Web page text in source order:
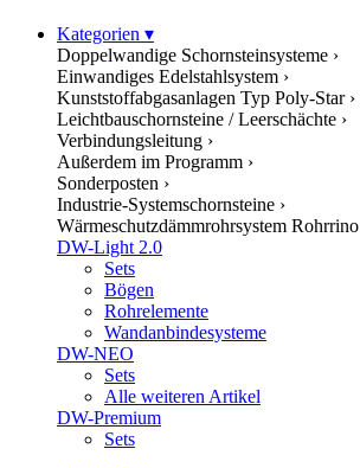
Kategorien ▾
Doppelwandige Schornsteinsysteme ›
Einwandiges Edelstahlsystem ›
Kunststoffabgasanlagen Typ Poly-Star ›
Leichtbauschornsteine / Leerschächte ›
Verbindungsleitung ›
Außerdem im Programm ›
Sonderposten ›
Industrie-Systemschornsteine ›
Wärmeschutzdämmrohrsystem Rohrrino
DW-Light 2.0
Sets
Bögen
Rohrelemente
Wandanbindesysteme
DW-NEO
Sets
Alle weiteren Artikel
DW-Premium
Sets